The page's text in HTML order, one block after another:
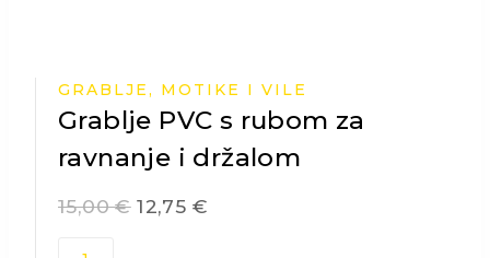
GRABLJE, MOTIKE I VILE
Grablje PVC s rubom za
ravnanje i držalom
15,00€ 12,75 €